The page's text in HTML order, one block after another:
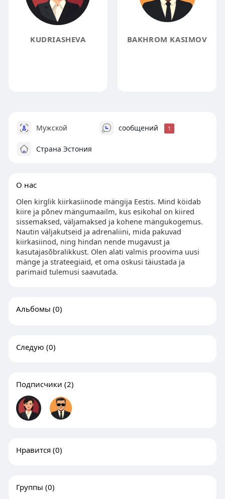
KUDRIASHEVA BAKHROM KASIMOV
Мужской сообщений 1
Страна Эстония
О нас
Olen kirglik kiirkasiinode mängija Eestis. Mind köidab
kiire ja põnev mängumaailm, kus esikohal on kiired
sissemaksed, väljamaksed ja kohene mängukogemus.
Nautin väljakutseid ja adrenaliini, mida pakuvad
kiirkasiinod, ning hindan nende mugavust ja
kasutajasõbralikkust. Olen alati valmis proovima uusi
mänge ja strateegiaid, et oma oskusi täiustada ja
parimaid tulemusi saavutada.
Альбомы (0)
Следую (0)
Подписчики (2)
Нравится (0)
Группы (0)